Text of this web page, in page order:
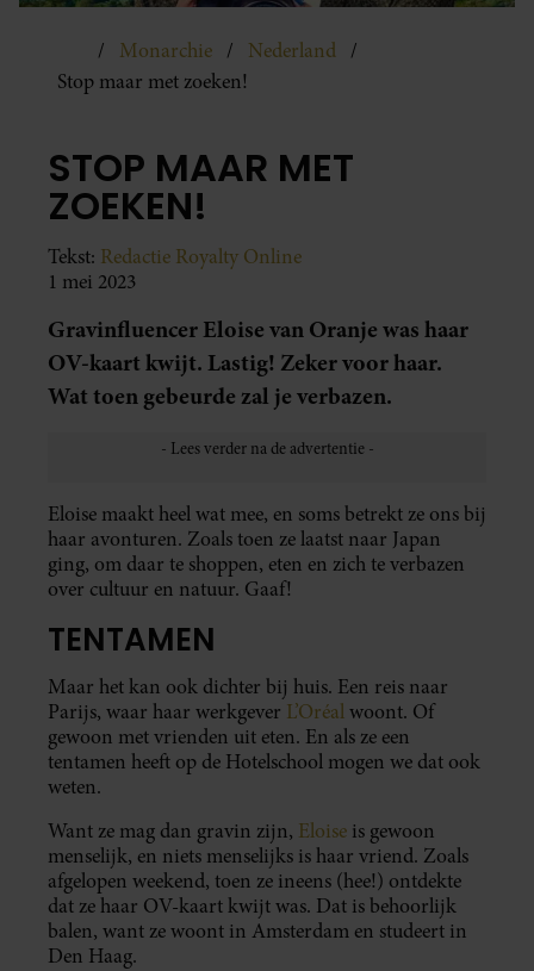
Monarchie
Nederland
Stop maar met zoeken!
STOP MAAR MET
ZOEKEN!
Tekst: Redactie Royalty Online
1 mei 2023
Gravinfluencer Eloise van Oranje was haar
OV-kaart kwijt. Lastig! Zeker voor haar.
Wat toen gebeurde zal je verbazen.
Eloise maakt heel wat mee, en soms betrekt ze ons bij
haar avonturen. Zoals toen ze laatst naar Japan
ging, om daar te shoppen, eten en zich te verbazen
over cultuur en natuur. Gaaf!
TENTAMEN
Maar het kan ook dichter bij huis. Een reis naar
Parijs, waar haar werkgever L’Oréalwoont. Of
gewoon met vrienden uit eten. En als ze een
tentamen heeft op de Hotelschool mogen we dat ook
weten.
Want ze mag dan gravin zijn, Eloise is gewoon
menselijk, en niets menselijks is haar vriend. Zoals
afgelopen weekend, toen ze ineens (hee!) ontdekte
dat ze haar OV-kaart kwijt was. Dat is behoorlijk
balen, want ze woont in Amsterdam en studeert in
Den Haag.